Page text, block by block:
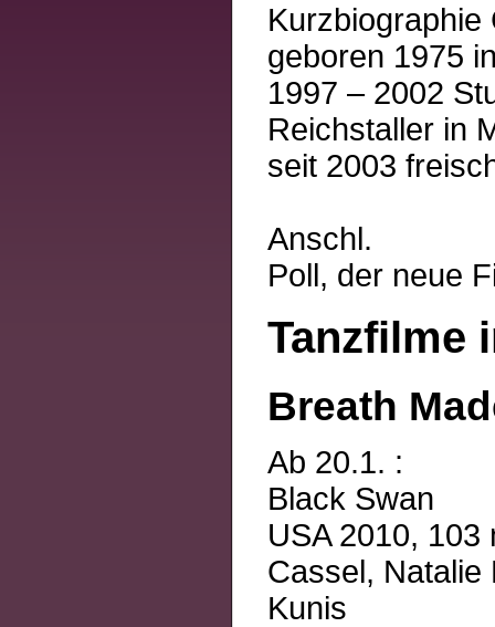
Kurzbiographie
geboren 1975
1997 – 2002
Reichstaller in
seit 2003
Anschl.
Poll, der neue
Tanzfilme
Breath
Ab 20.1. :
Black Swan
USA 2010, 103
Cassel, Natalie
Kunis